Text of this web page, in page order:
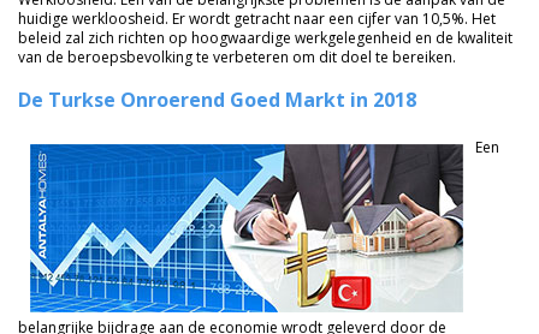
huidige werkloosheid. Er wordt getracht naar een cijfer van 10,5%. Het
beleid zal zich richten op hoogwaardige werkgelegenheid en de kwaliteit
van de beroepsbevolking te verbeteren om dit doel te bereiken.
De Turkse Onroerend Goed Markt in 2018
Een
belangrijke bijdrage aan de economie wrodt geleverd door de